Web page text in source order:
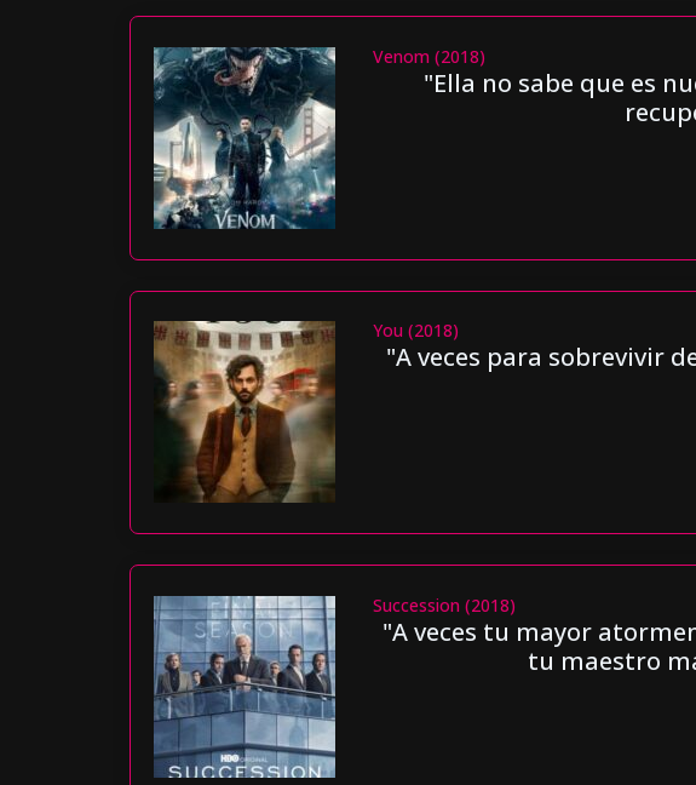
Venom (2018)
"Ella no sabe que es
You (2018)
"A veces para sobrevivir
Succession (2018)
"A veces tu mayor
tu maestro